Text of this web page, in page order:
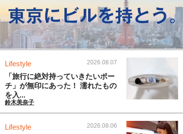
Lifestyle 2026.08.07
「旅行に絶対持っていきたいポー
チ」が無印にあった！ 濡れたもの
を入...
鈴木美奈子
Lifestyle 2026.08.06